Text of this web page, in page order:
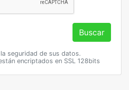
Buscar
seguridad de sus datos.
encriptados en SSL 128bits